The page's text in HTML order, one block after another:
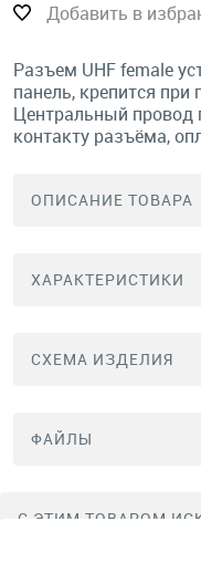
Добавить в
Разъем UHF female
панель, крепится
Центральный провод
контакту разъёма,
ОПИСАНИЕ ТОВАРА
ХАРАКТЕРИСТИКИ
СХЕМА ИЗДЕЛИЯ
ФАЙЛЫ
C ЭТИМ ТОВАРОМ